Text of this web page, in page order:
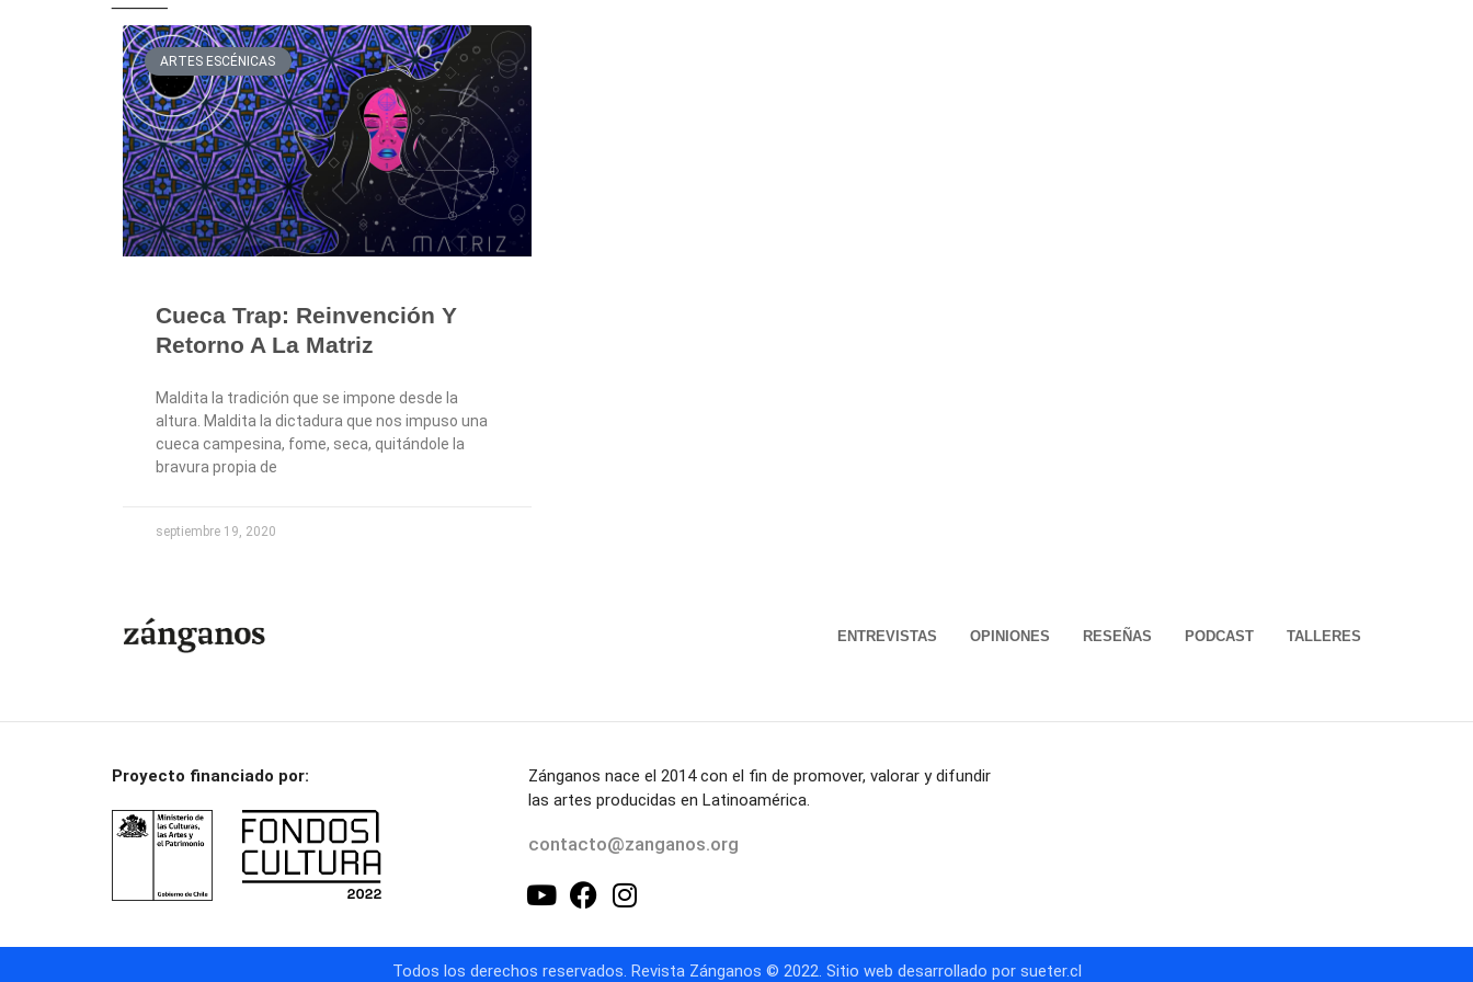
ARTES ESCÉNICAS
Cueca Trap: Reinvención Y
Retorno A La Matriz
Maldita la tradición que se impone desde la
altura. Maldita la dictadura que nos impuso una
cueca campesina, fome, seca, quitándole la
bravura propia de
septiembre 19, 2020
ENTREVISTAS OPINIONES RESEÑAS PODCAST TALLERES
Proyecto financiado por:
Zánganos nace el 2014 con el fin de promover, valorar y difundir
las artes producidas en Latinoamérica.
contacto@zanganos.org
Todos los derechos reservados. Revista Zánganos © 2022. Sitio web desarrollado por sueter.cl